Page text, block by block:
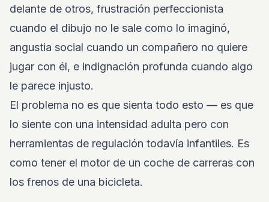
delante de otros, frustración perfeccionista
cuando el dibujo no le sale como lo imaginó,
angustia social cuando un compañero no quiere
jugar con él, e indignación profunda cuando algo
le parece injusto.
El problema no es que sienta todo esto — es que
lo siente con una intensidad adulta pero con
herramientas de regulación todavía infantiles. Es
como tener el motor de un coche de carreras con
los frenos de una bicicleta.